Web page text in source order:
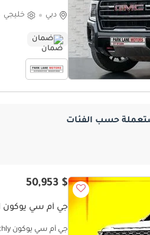
دبي خليجي
ضمان
حسب الفئات
$ 50,953
جي أم سي يوكون DENALI
جي أم سي يوكون DENALI GCC specs 2,688.00 monthly